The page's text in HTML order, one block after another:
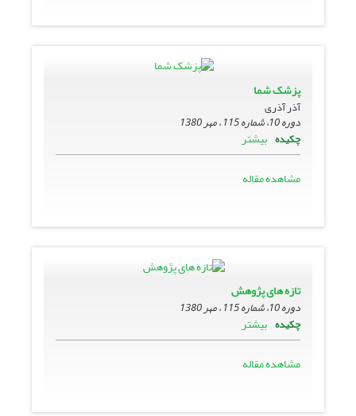
پزشک شما
آذر آذری
دوره 10، شماره 115 ، مهر 1380
چکیده بیشتر
مشاهده مقاله
تازه هاى پژوهش
دوره 10، شماره 115 ، مهر 1380
چکیده بیشتر
مشاهده مقاله